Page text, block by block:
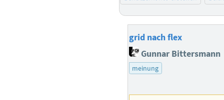
grid nach flex
Gunnar Bittersmann
meinung